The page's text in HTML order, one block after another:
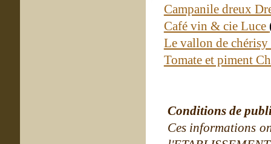
Campanile dreux
Café vin & cie Luce
Le vallon de
Tomate et piment
Conditions de
Ces informations